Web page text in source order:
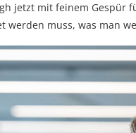
jetzt mit feinem Gespür
muss, was man